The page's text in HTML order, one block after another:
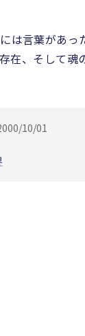
は言葉があっ
在、そして魂
10/01